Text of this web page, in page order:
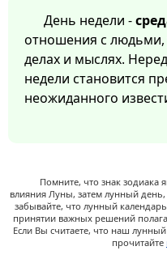
День недели -
отношения с людьми,
делах и мыслях.
недели становится
неожиданного
Помните, что знак зодиака
влияния Луны, затем лунный
забывайте, что лунный
принятии важных решений
Если Вы считаете, что наш
прочитайте